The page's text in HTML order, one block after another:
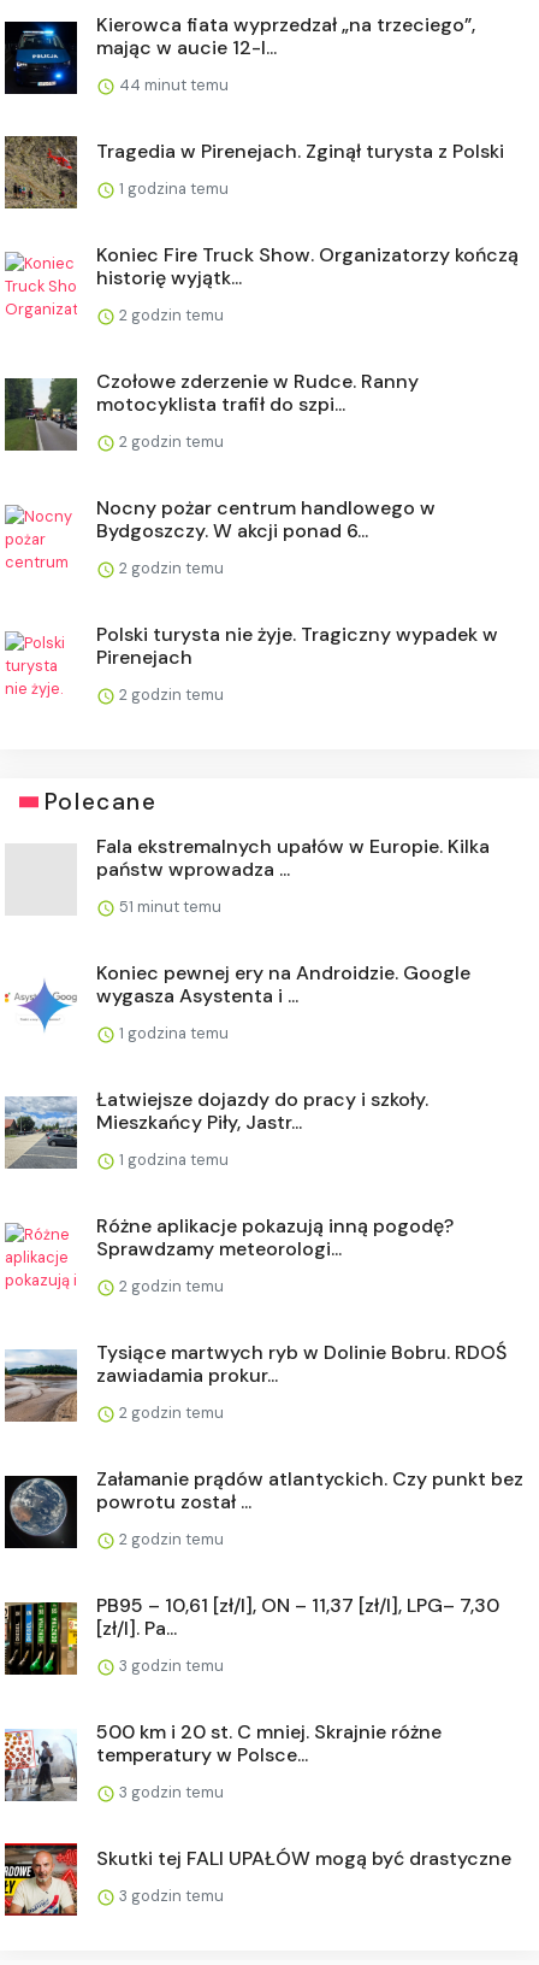
Kierowca fiata wyprzedzał „na trzeciego”,
mając w aucie 12-l...
44 minut temu
Tragedia w Pirenejach. Zginął turysta z Polski
1 godzina temu
Koniec Fire Truck Show. Organizatorzy kończą
historię wyjątk...
2 godzin temu
Czołowe zderzenie w Rudce. Ranny
motocyklista trafił do szpi...
2 godzin temu
Nocny pożar centrum handlowego w
Bydgoszczy. W akcji ponad 6...
2 godzin temu
Polski turysta nie żyje. Tragiczny wypadek w
Pirenejach
2 godzin temu
Polecane
Fala ekstremalnych upałów w Europie. Kilka
państw wprowadza ...
51 minut temu
Koniec pewnej ery na Androidzie. Google
wygasza Asystenta i ...
1 godzina temu
Łatwiejsze dojazdy do pracy i szkoły.
Mieszkańcy Piły, Jastr...
1 godzina temu
Różne aplikacje pokazują inną pogodę?
Sprawdzamy meteorologi...
2 godzin temu
Tysiące martwych ryb w Dolinie Bobru. RDOŚ
zawiadamia prokur...
2 godzin temu
Załamanie prądów atlantyckich. Czy punkt bez
powrotu został ...
2 godzin temu
PB95 – 10,61 [zł/l], ON – 11,37 [zł/l], LPG– 7,30
[zł/l]. Pa...
3 godzin temu
500 km i 20 st. C mniej. Skrajnie różne
temperatury w Polsce...
3 godzin temu
Skutki tej FALI UPAŁÓW mogą być drastyczne
3 godzin temu